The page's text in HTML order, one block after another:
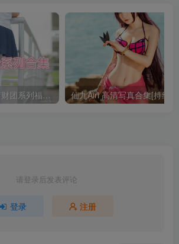
【森萝财团】森萝财团系列福利原版无水印合集下载[与本站内容同步更新] 仙九Airi 高清写真合集[持续
请登录后发表评论
登录 注册